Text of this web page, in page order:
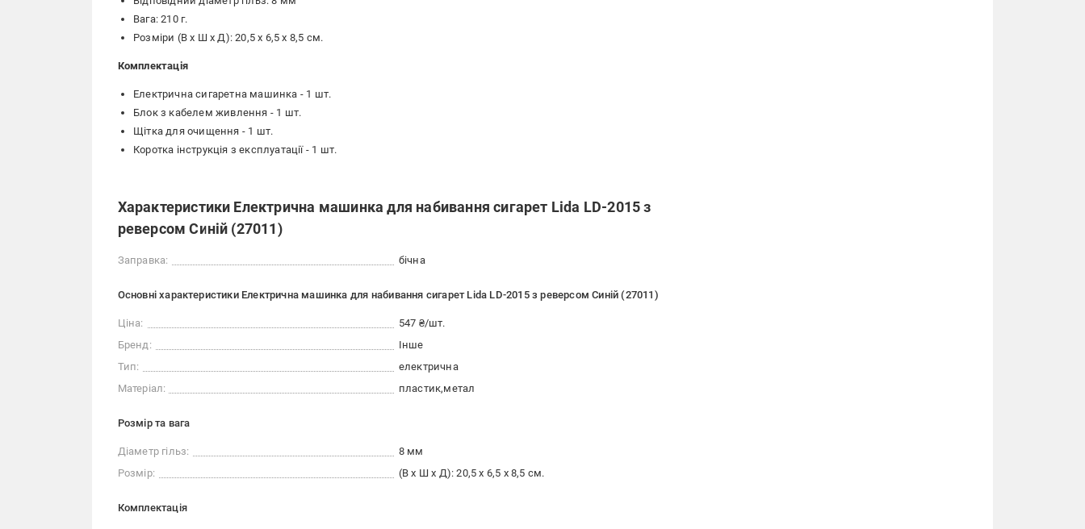
Вага: 210 г.
Розміри (В х Ш х Д): 20,5 х 6,5 х 8,5 см.
Комплектація
Електрична сигаретна машинка - 1 шт.
Блок з кабелем живлення - 1 шт.
Щітка для очищення - 1 шт.
Коротка інструкція з експлуатації - 1 шт.
Характеристики Електрична машинка для набивання сигарет Lida LD-2015 з
реверсом Синій (27011)
Заправка: бічна
Основні характеристики Електрична машинка для набивання сигарет Lida LD-2015 з реверсом Синій (27011)
Ціна:
547 ₴/шт.
Бренд:
Інше
Тип:
електрична
Матеріал:
пластик метал
Розмір та вага
Діаметр гільз:
8 мм
Розмір:
(В х Ш х Д): 20,5 х 6,5 х 8,5 см.
Комплектація